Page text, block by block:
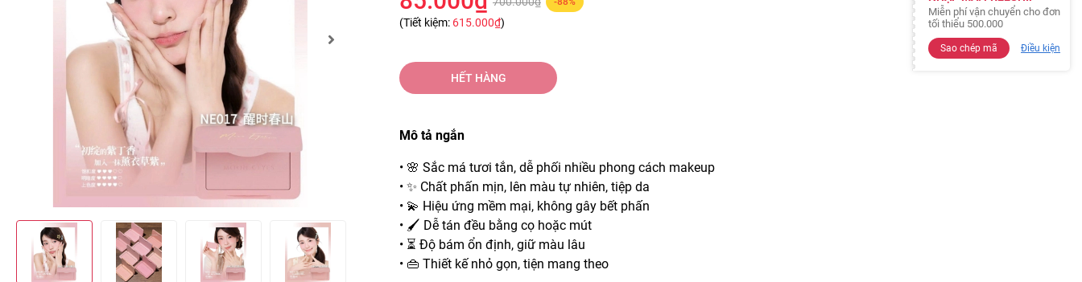
(Tiết kiệm: 615.000₫)
HẾT HÀNG
Mô tả ngắn
• 🌸 Sắc má tươi tắn, dễ phối nhiều phong cách makeup
• ✨ Chất phấn mịn, lên màu tự nhiên, tiệp da
• 💫 Hiệu ứng mềm mại, không gây bết phấn
• 🖌️ Dễ tán đều bằng cọ hoặc mút
• ⏳ Độ bám ổn định, giữ màu lâu
• 👜 Thiết kế nhỏ gọn, tiện mang theo
Miễn phí vận chuyển cho đơn
tối thiểu 500.000
Sao chép mã Điều kiện